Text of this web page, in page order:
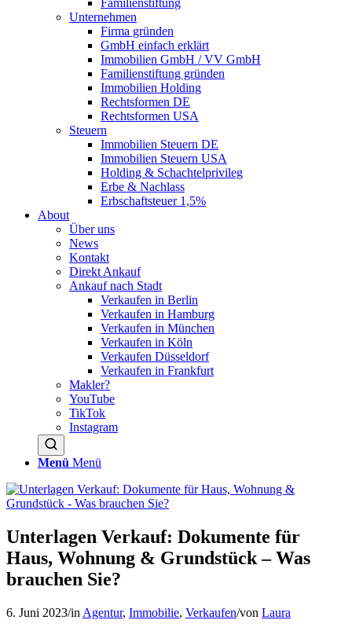
Unternehmen
Firma gründen
GmbH einfach erklärt
Immobilien GmbH / VV GmbH
Familienstiftung gründen
Immobilien Holding
Rechtsformen DE
Rechtsformen USA
Steuern
Immobilien Steuern DE
Immobilien Steuern USA
Holding & Schachtelprivileg
Erbe & Nachlass
Erbschaftsteuer 1,5%
About
Über uns
News
Kontakt
Direkt Ankauf
Ankauf nach Stadt
Verkaufen in Berlin
Verkaufen in Hamburg
Verkaufen in München
Verkaufen in Köln
Verkaufen Düsseldorf
Verkaufen in Frankfurt
Makler?
YouTube
TikTok
Instagram
Menü Menü
Unterlagen Verkauf: Dokumente für
Haus, Wohnung & Grundstück – Was
brauchen Sie?
6. Juni 2023/in Agentur, Immobilie, Verkaufen/von Laura